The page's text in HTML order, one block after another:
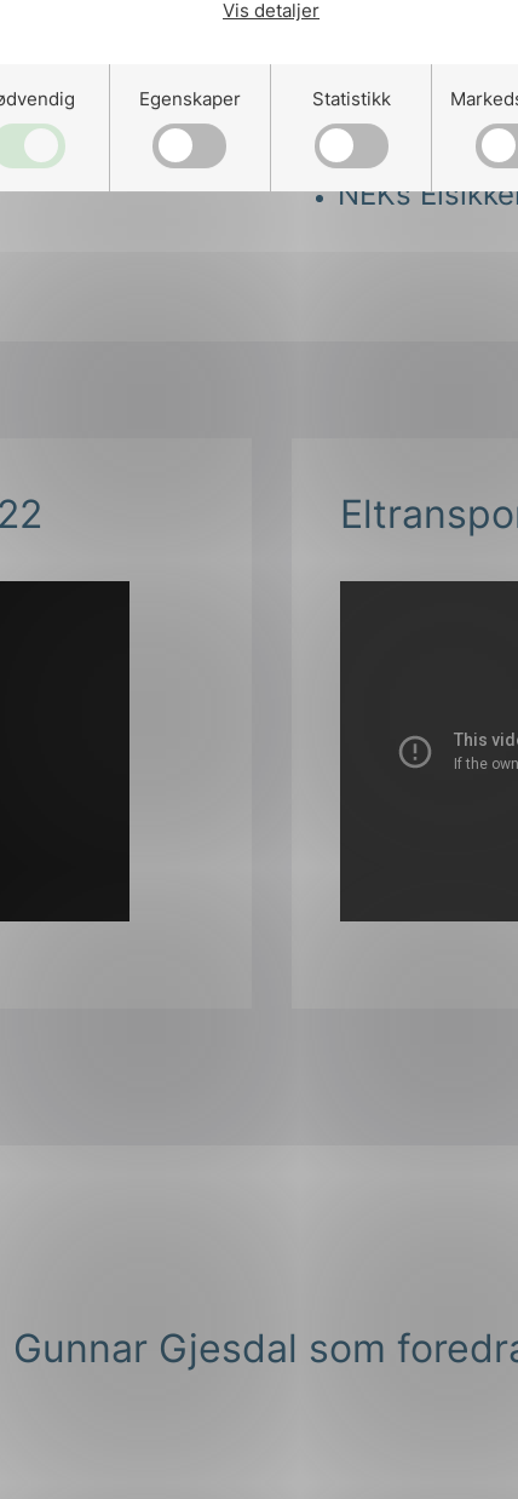
Vis detaljer
Egenskaper Statistikk
Forum for
NEKs
Gjesdal som